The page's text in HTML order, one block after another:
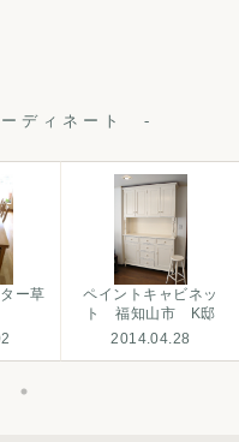
ディネート
ー草
ペイントキャビネッ
ト 福知山市 K邸
2014.04.28